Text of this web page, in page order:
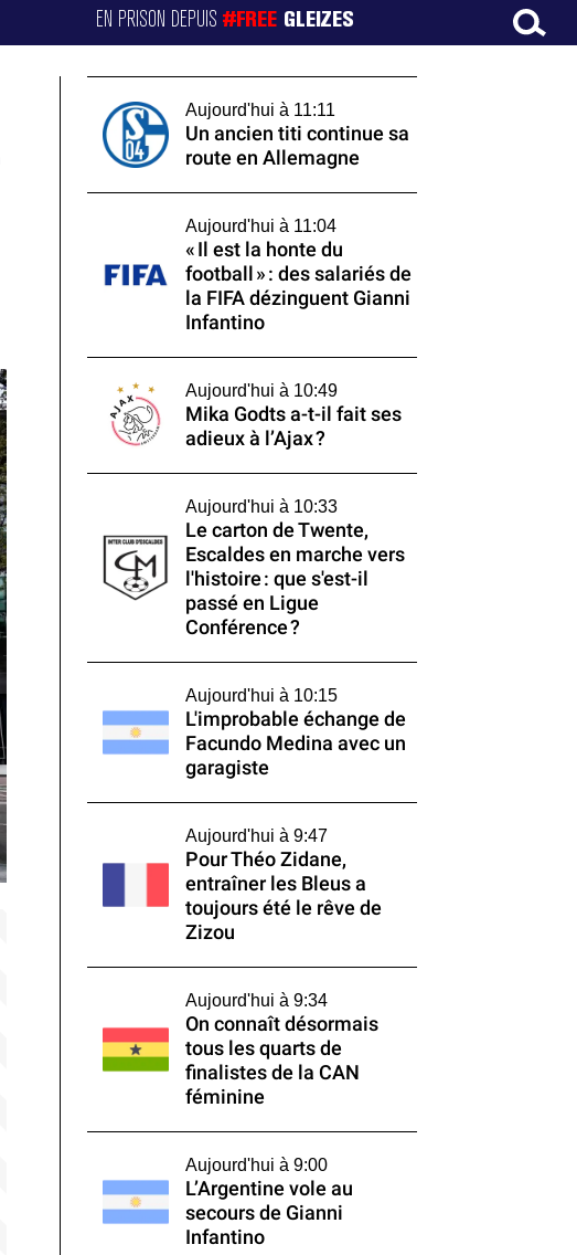
EN PRISON DEPUIS#FREE GLEIZES
Aujourd'hui à 11:11
Un ancien titi continue sa
route en Allemagne
Aujourd'hui à 11:04
« Il est la honte du
football » : des salariés de
la FIFA dézinguent Gianni
Infantino
Aujourd'hui à 10:49
Mika Godts a-t-il fait ses
adieux à l’Ajax ?
Aujourd'hui à 10:33
Le carton de Twente,
Escaldes en marche vers
l'histoire : que s'est-il
passé en Ligue
Conférence ?
Aujourd'hui à 10:15
L'improbable échange de
Facundo Medina avec un
garagiste
Aujourd'hui à 9:47
Pour Théo Zidane,
entraîner les Bleus a
toujours été le rêve de
Zizou
Aujourd'hui à 9:34
On connaît désormais
tous les quarts de
finalistes de la CAN
féminine
Aujourd'hui à 9:00
L’Argentine vole au
secours de Gianni
Infantino